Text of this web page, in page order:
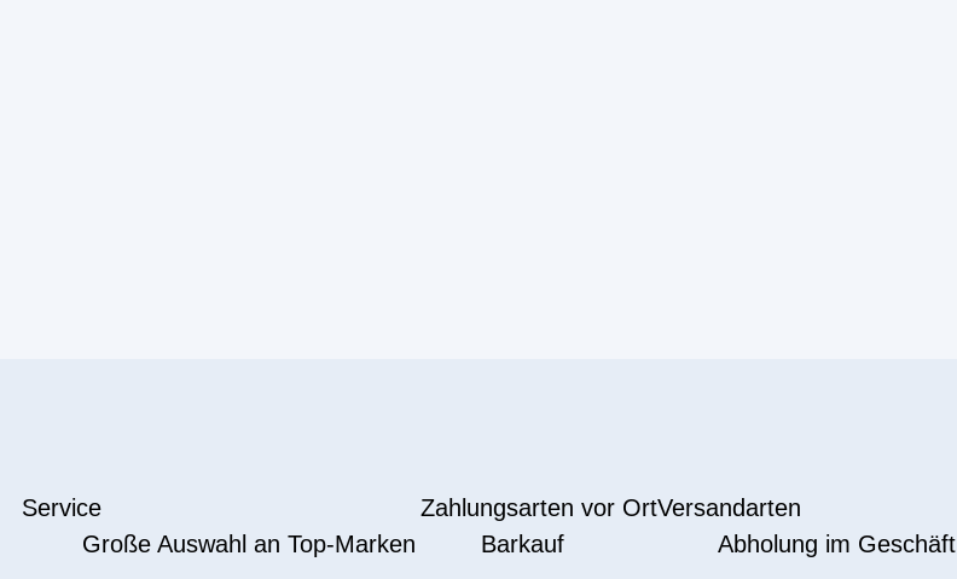
Service
Große Auswahl an Top-Marken
Zahlungsarten vor Ort
Barkauf
Versandarten
Abholung im Geschäft